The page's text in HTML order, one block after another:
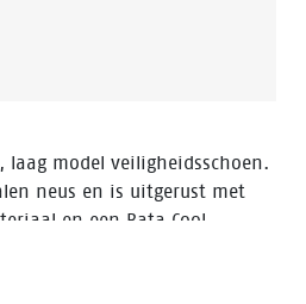
laag model veiligheidsschoen.
neus en is uitgerust met
en een Bata Cool